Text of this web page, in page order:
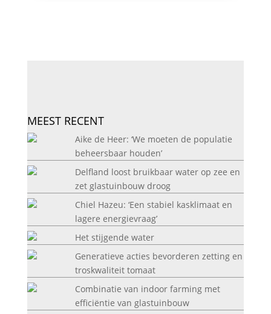
MEEST RECENT
Aike de Heer: ‘We moeten de populatie
beheersbaar houden’
Delfland loost bruikbaar water op zee en
zet glastuinbouw droog
Chiel Hazeu: ‘Een stabiel kasklimaat en
lagere energievraag’
Het stijgende water
Generatieve acties bevorderen zetting en
troskwaliteit tomaat
Combinatie van indoor farming met
efficiëntie van glastuinbouw